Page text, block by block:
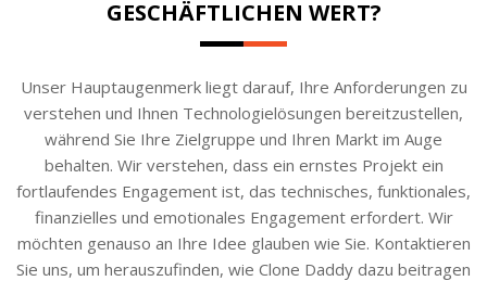
GESCHÄFTLICHEN WERT?
Unser Hauptaugenmerk liegt darauf, Ihre Anforderungen zu
verstehen und Ihnen Technologielösungen bereitzustellen,
während Sie Ihre Zielgruppe und Ihren Markt im Auge
behalten. Wir verstehen, dass ein ernstes Projekt ein
fortlaufendes Engagement ist, das technisches, funktionales,
finanzielles und emotionales Engagement erfordert. Wir
möchten genauso an Ihre Idee glauben wie Sie. Kontaktieren
Sie uns, um herauszufinden, wie Clone Daddy dazu beitragen